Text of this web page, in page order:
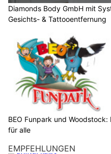
Diamonds Body GmbH mit
Gesichts- & Tattooentfernung
BEO Funpark und
für alle
EMPFEHLUNGEN